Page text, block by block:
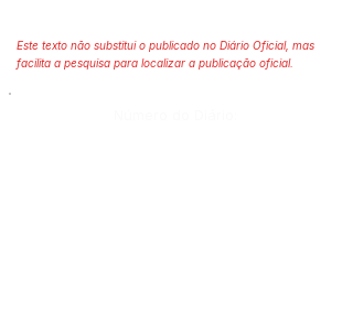
Este texto não substitui o publicado no Diário Oficial, mas
facilita a pesquisa para localizar a publicação oficial.